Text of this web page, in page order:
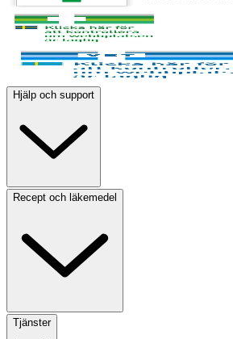
Hjälp och support
Recept och läkemedel
Tjänster